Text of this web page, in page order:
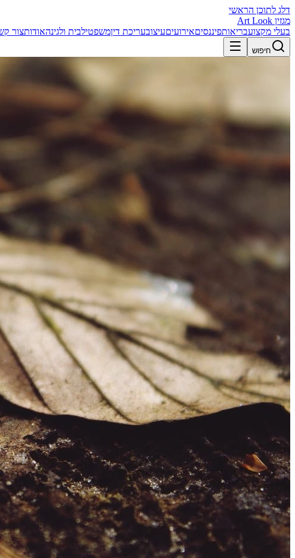
דלג לתוכן הראשי
מגזין Art Look
בעלי מקצועבריאותפיננסיםאירועיםעיצובעריכת דיןמשפטילבית ולגינהאודותצור
חיפוש